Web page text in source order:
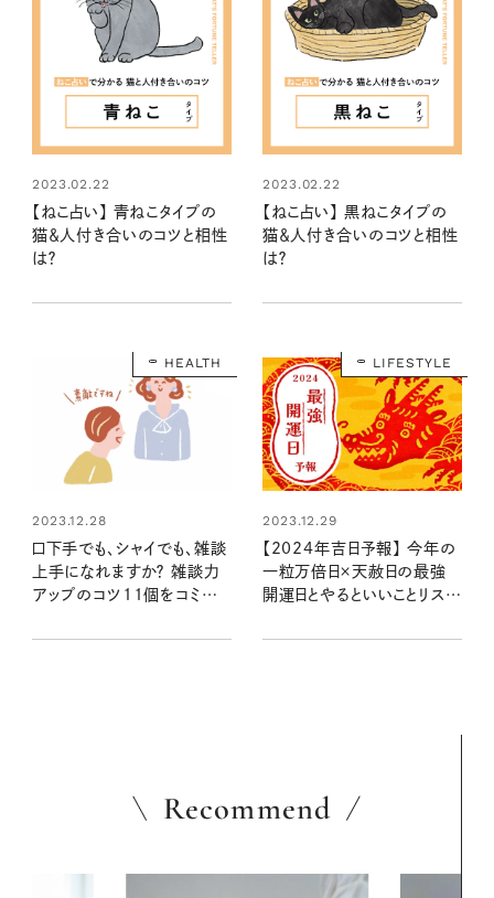
2023.02.22
【ねこ占い】 青ねこタイプの
猫＆人付き合いのコツと相性
は？
2023.02.22
【ねこ占い】 黒ねこタイプの
猫＆人付き合いのコツと相性
は？
HEALTH
2023.12.28
口下手でも、シャイでも、雑談
上手になれますか？ 雑談力
アップのコツ11個をコミュニ
生に聞いた
LIFESTYLE
2023.12.29
【2024年吉日予報】 今年の
一粒万倍日×天赦日の最強
開運日とやるといいことリスト
Recommend